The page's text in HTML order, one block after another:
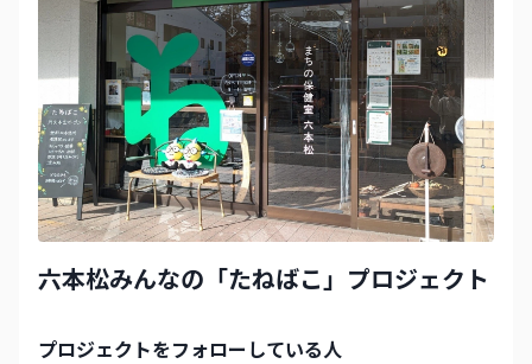
六本松みんなの「たねばこ」プロジェクト
プロジェクトをフォローしている人